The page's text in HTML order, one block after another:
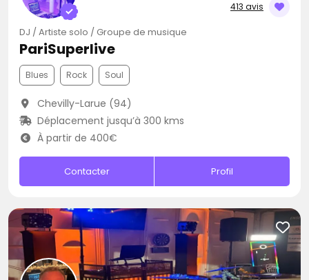
413 avis
DJ / Artiste solo / Groupe de musique
PariSuperlive
Blues Rock Soul
Chevilly-Larue (94)
Déplacement jusqu’à 300 kms
À partir de 400€
Contacter Profil